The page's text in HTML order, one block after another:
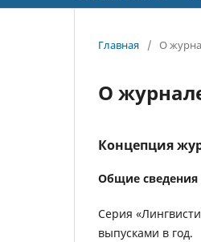
Главная / О
О
Концепция
Общие сведения
Серия
выпусками в год.